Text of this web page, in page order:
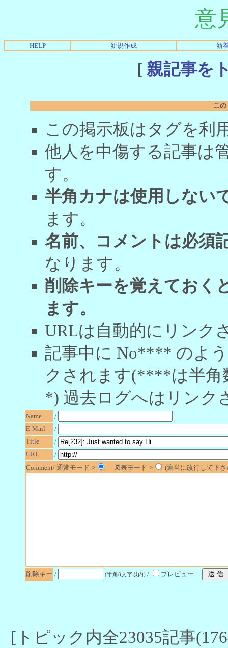
意
HELP 新規作成 新
[ 親記事を
こ
この掲示板はタグを利
他人を中傷する記事は
す。
半角カナは使用しない
ます。
名前、コメントは必須
なります。
削除キーを覚えておく
ます。
URLは自動的にリンク
記事中に No**** のよ
クされます(****は半角
*) 過去ログへはリンク
Name
/
E-Mail
/
Title
/
URL
/
Comment/ 通常モード->
図表モード-> (適当に改行して下
削除キー / (半角8文字以内) / プレビュー
[トピック内全23035記事